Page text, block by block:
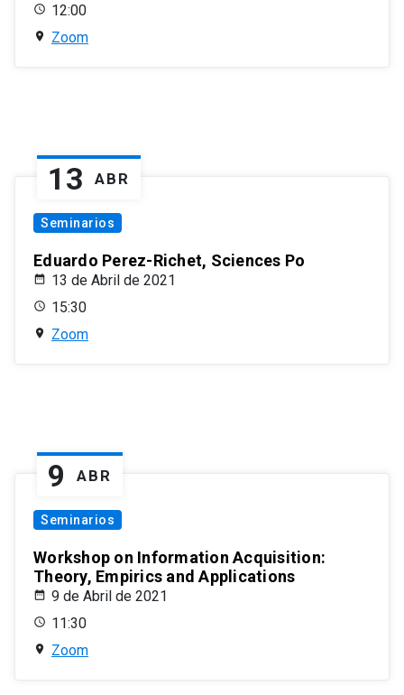
12:00
Zoom
13 ABR
Seminarios
Eduardo Perez-Richet, Sciences Po
13 de Abril de 2021
15:30
Zoom
9 ABR
Seminarios
Workshop on Information Acquisition:
Theory, Empirics and Applications
9 de Abril de 2021
11:30
Zoom